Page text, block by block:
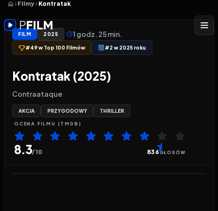
Filmy Kontratak
FILM 2025 1 godz. 25 min.
#49 w Top 100 Filmów #2 w 2025 roku
Kontratak (2025)
Contraataque
AKCJA PRZYGODOWY THRILLER
OCENA FILMU (TMDB)
8.3/ 10 836GŁOSÓW